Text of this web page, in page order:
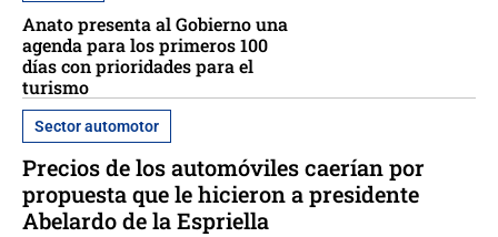
Anato presenta al Gobierno una
agenda para los primeros 100
días con prioridades para el
turismo
Sector automotor
Precios de los automóviles caerían por
propuesta que le hicieron a presidente
Abelardo de la Espriella